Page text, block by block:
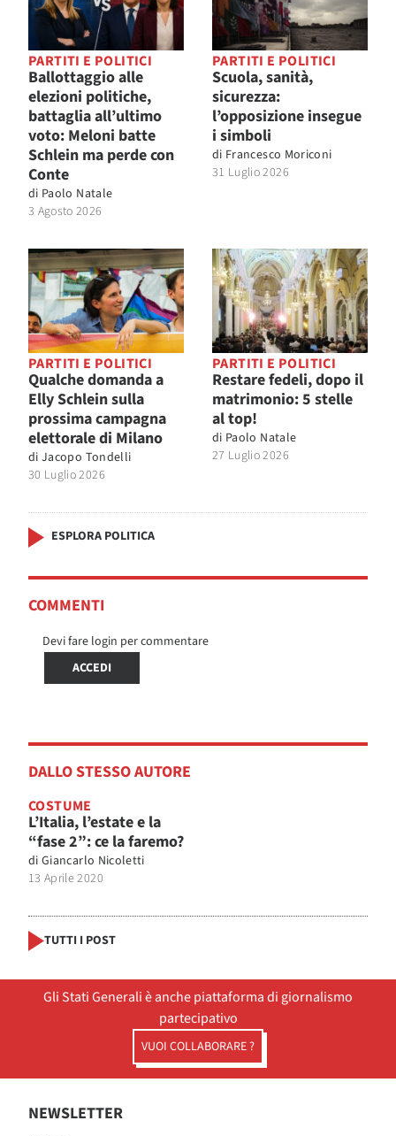
PARTITI E POLITICI
Ballottaggio alle
elezioni politiche,
battaglia all’ultimo
voto: Meloni batte
Schlein ma perde con
Conte
di Paolo Natale
3 Agosto 2026
PARTITI E POLITICI
Scuola, sanità,
sicurezza:
l’opposizione insegue
i simboli
di Francesco Moriconi
31 Luglio 2026
PARTITI E POLITICI
Qualche domanda a
Elly Schlein sulla
prossima campagna
elettorale di Milano
di Jacopo Tondelli
30 Luglio 2026
PARTITI E POLITICI
Restare fedeli, dopo il
matrimonio: 5 stelle
al top!
di Paolo Natale
27 Luglio 2026
ESPLORA POLITICA
COMMENTI
Devi fare login per commentare
ACCEDI
DALLO STESSO AUTORE
COSTUME
L’Italia, l’estate e la
“fase 2”: ce la faremo?
di Giancarlo Nicoletti
13 Aprile 2020
TUTTI I POST
Gli Stati Generali è anche piattaforma di giornalismo
partecipativo
VUOI COLLABORARE ?
NEWSLETTER